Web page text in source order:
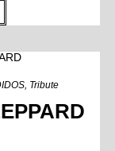
, Tribute